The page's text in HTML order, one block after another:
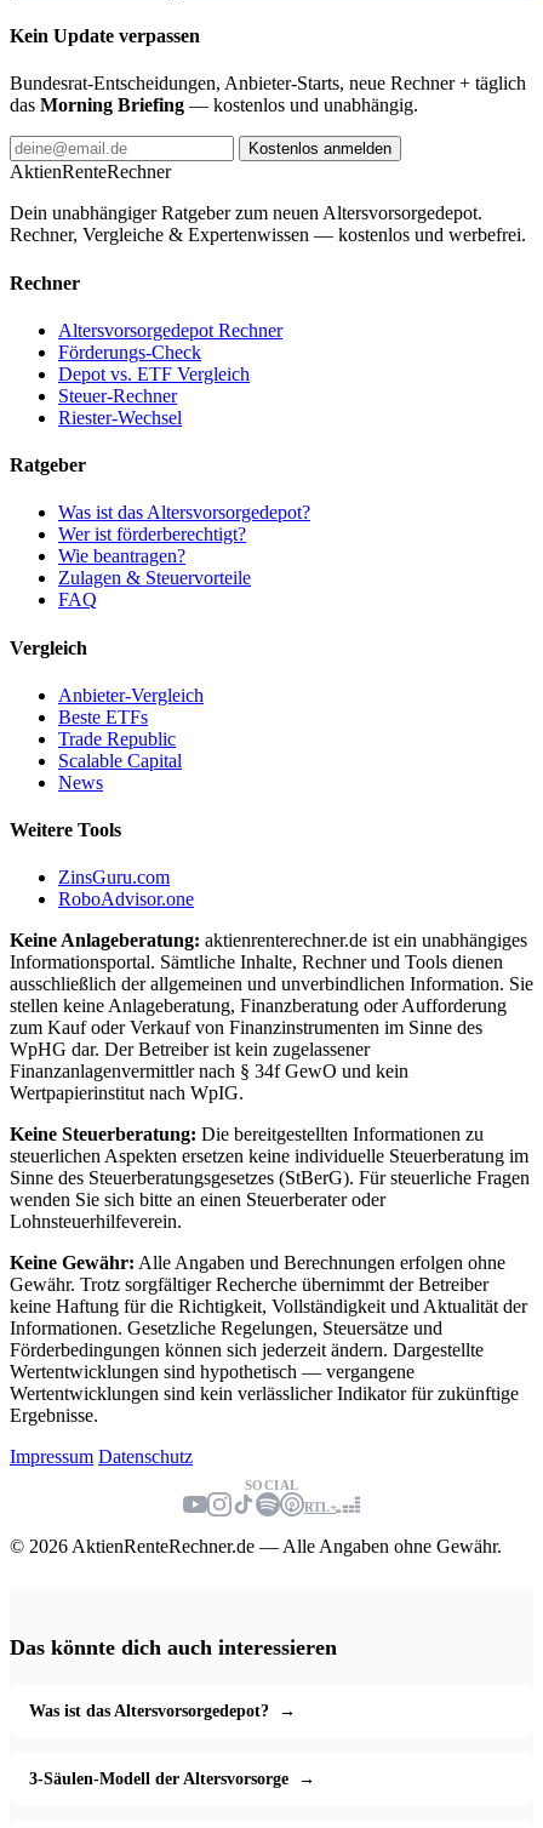
Kein Update verpassen
Bundesrat-Entscheidungen, Anbieter-Starts, neue Rechner + täglich
das Morning Briefing — kostenlos und unabhängig.
Kostenlos anmelden
AktienRenteRechner
Dein unabhängiger Ratgeber zum neuen Altersvorsorgedepot.
Rechner, Vergleiche & Expertenwissen — kostenlos und werbefrei.
Rechner
Altersvorsorgedepot Rechner
Förderungs-Check
Depot vs. ETF Vergleich
Steuer-Rechner
Riester-Wechsel
Ratgeber
Was ist das Altersvorsorgedepot?
Wer ist förderberechtigt?
Wie beantragen?
Zulagen & Steuervorteile
FAQ
Vergleich
Anbieter-Vergleich
Beste ETFs
Trade Republic
Scalable Capital
News
Weitere Tools
ZinsGuru.com
RoboAdvisor.one
Keine Anlageberatung: aktienrenterechner.de ist ein unabhängiges
Informationsportal. Sämtliche Inhalte, Rechner und Tools dienen
ausschließlich der allgemeinen und unverbindlichen Information. Sie
stellen keine Anlageberatung, Finanzberatung oder Aufforderung
zum Kauf oder Verkauf von Finanzinstrumenten im Sinne des
WpHG dar. Der Betreiber ist kein zugelassener
Finanzanlagenvermittler nach § 34f GewO und kein
Wertpapierinstitut nach WpIG.
Keine Steuerberatung: Die bereitgestellten Informationen zu
steuerlichen Aspekten ersetzen keine individuelle Steuerberatung im
Sinne des Steuerberatungsgesetzes (StBerG). Für steuerliche Fragen
wenden Sie sich bitte an einen Steuerberater oder
Lohnsteuerhilfeverein.
Keine Gewähr: Alle Angaben und Berechnungen erfolgen ohne
Gewähr. Trotz sorgfältiger Recherche übernimmt der Betreiber
keine Haftung für die Richtigkeit, Vollständigkeit und Aktualität der
Informationen. Gesetzliche Regelungen, Steuersätze und
Förderbedingungen können sich jederzeit ändern. Dargestellte
Wertentwicklungen sind hypothetisch — vergangene
Wertentwicklungen sind kein verlässlicher Indikator für zukünftige
Ergebnisse.
Impressum Datenschutz
SOCIAL
RTL+
© 2026 AktienRenteRechner.de — Alle Angaben ohne Gewähr.
Das könnte dich auch interessieren
Was ist das Altersvorsorgedepot? →
3-Säulen-Modell der Altersvorsorge →